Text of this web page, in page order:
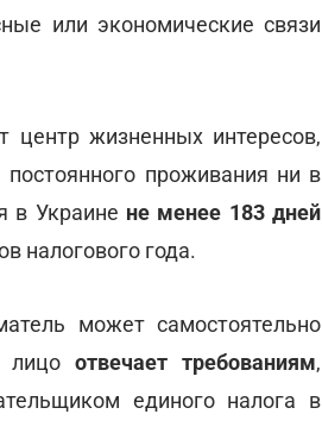
или экономические связи
центр жизненных интересов,
проживания ни в
в Украине не менее 183 дней
налогового года.
может самостоятельно
лицоотвечает требованиям,
единого налога в